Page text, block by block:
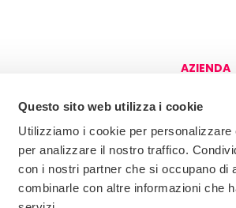
Questo sito web utilizza i cookie
Utilizziamo i cookie per
per analizzare il nostro traffico.
con i nostri partner che si occupano di
combinarle con altre informazioni che
latest news, events
Sedex
AZIENDA
Brochure